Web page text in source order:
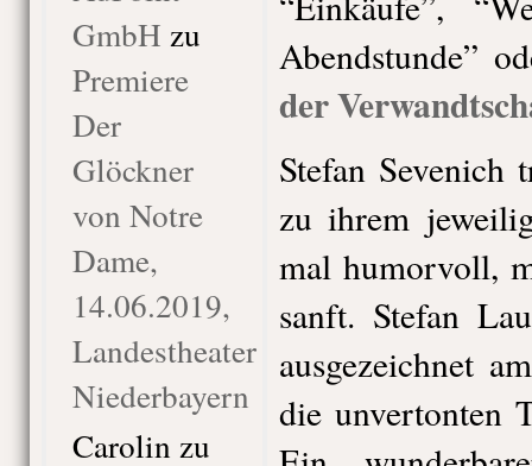
GmbH zu
Premiere
Der
Glöckner
von Notre
Dame,
14.06.2019,
Landestheater
Niederbayern
Carolin zu
Abendstunde”
der
Stefan Sevenich
zu ihrem
mal humorvoll,
sanft. Stefan
ausgezeichnet
die unvertonten